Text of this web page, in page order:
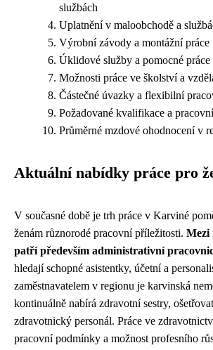
službách
Uplatnění v maloobchodě a
Výrobní závody a montážní práce
Úklidové služby a pomocné práce
Možnosti práce ve školství a
Částečné úvazky a flexibilní
Požadované kvalifikace a
Průměrné mzdové ohodnocení v
Aktuální nabídky práce pro
V současné době je trh práce v Karviné
ženám různorodé pracovní příležitosti. Mezi
patří především administrativní
hledají schopné asistentky, účetní a
zaměstnavatelem v regionu je karvinská
kontinuálně nabírá zdravotní sestry,
zdravotnický personál. Práce ve
pracovní podmínky a možnost profesního